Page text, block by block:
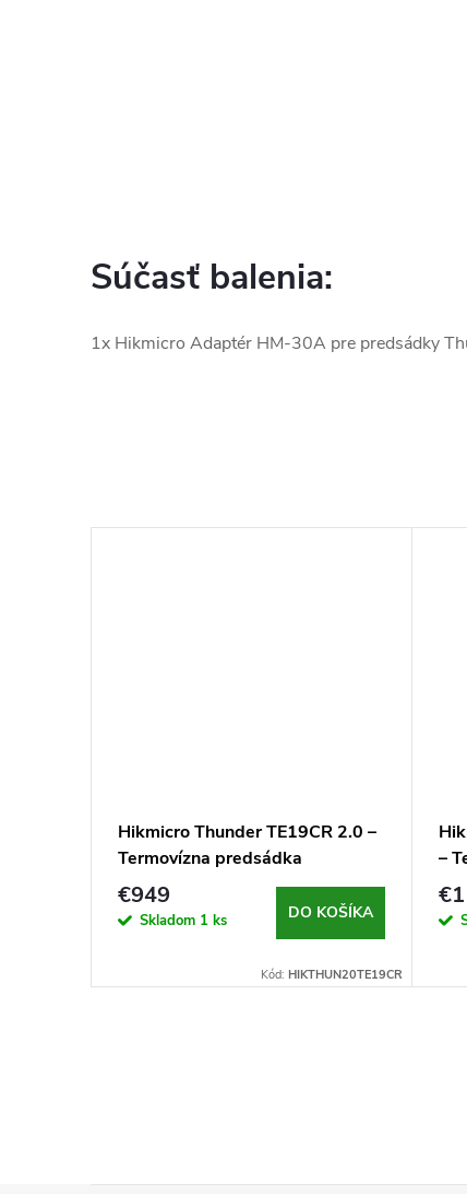
Súčasť balenia:
1x Hikmicro Adaptér HM-30A pre predsádky
Hikmicro Thunder TE19CR 2.0 –
Termovízna predsádka
€949
Skladom 1 ks DO KOŠÍKA
Kód: HIKTHUN20TE19CR
–